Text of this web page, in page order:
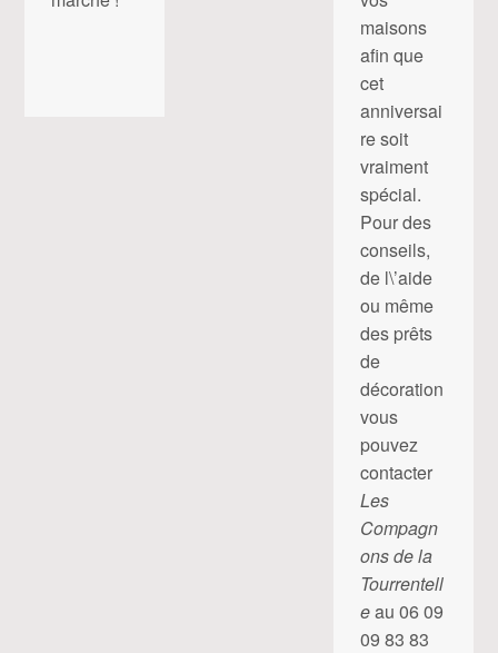
maisons
afin que
cet
anniversai
re soit
vraiment
spécial.
Pour des
conseils,
de l\’aide
ou même
des prêts
de
décoration
vous
pouvez
contacter
Les
Compagn
ons de la
Tourrentell
eau 06 09
09 83 83